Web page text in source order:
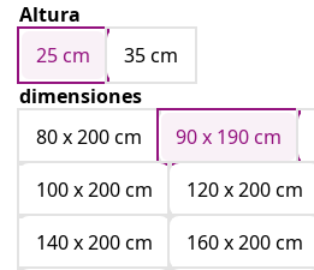
Altura
25 cm
35 cm
dimensiones
80 x 200 cm
90 x 190 cm
100 x 200 cm
120 x 200 cm
140 x 200 cm
160 x 200 cm